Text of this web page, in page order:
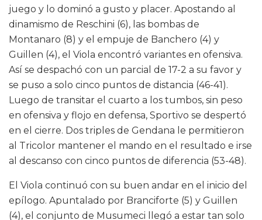
juego y lo dominó a gusto y placer. Apostando al
dinamismo de Reschini (6), las bombas de
Montanaro (8) y el empuje de Banchero (4) y
Guillen (4), el Viola encontró variantes en ofensiva.
Así se despachó con un parcial de 17-2 a su favor y
se puso a solo cinco puntos de distancia (46-41).
Luego de transitar el cuarto a los tumbos, sin peso
en ofensiva y flojo en defensa, Sportivo se despertó
en el cierre. Dos triples de Gendana le permitieron
al Tricolor mantener el mando en el resultado e irse
al descanso con cinco puntos de diferencia (53-48).
El Viola continuó con su buen andar en el inicio del
epílogo. Apuntalado por Branciforte (5) y Guillen
(4), el conjunto de Musumeci llegó a estar tan solo